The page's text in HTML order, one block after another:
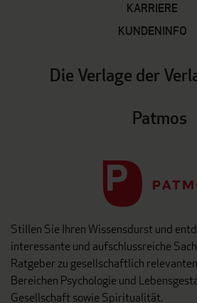
KARRIERE
KUNDENINFO
Die Verlage der
Patmos
Stillen Sie Ihren Wissensdurst und
interessante und aufschlussreiche
Ratgeber zu gesellschaftlich
Bereichen Psychologie und
Gesellschaft sowie Spiritualität.